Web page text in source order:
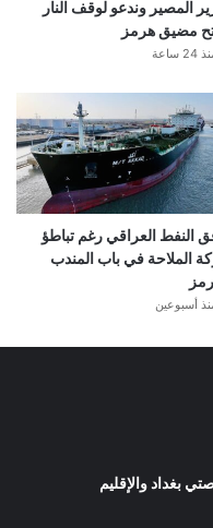
المصير وندعو لوقف النار
مضيق هرمز
ساعة
النفط العراقي رغم تباطؤ
الملاحة في باب المندب
أسبوعين
بغداد والإقليم